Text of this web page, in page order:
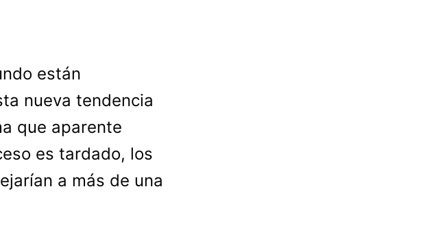
están
nueva tendencia
que aparente
es tardado, los
a más de una